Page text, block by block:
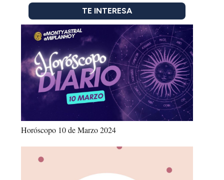
TE INTERESA
Horóscopo 10 de Marzo 2024